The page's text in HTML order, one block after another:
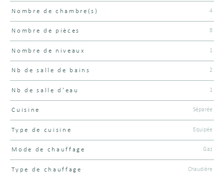
Nombre de chambre(s) 4
Nombre de pièces 8
Nombre de niveaux 1
Nb de salle de bains 2
Nb de salle d'eau 1
Cuisine Séparée
Type de cuisine Equipée
Mode de chauffage Gaz
Type de chauffage Chaudière